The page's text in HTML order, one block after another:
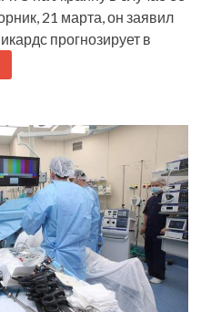
21 марта, он заявил
прогнозирует в